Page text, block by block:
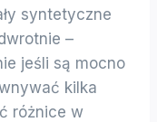
syntetyczne
–
jeśli są mocno
kilka
różnice w